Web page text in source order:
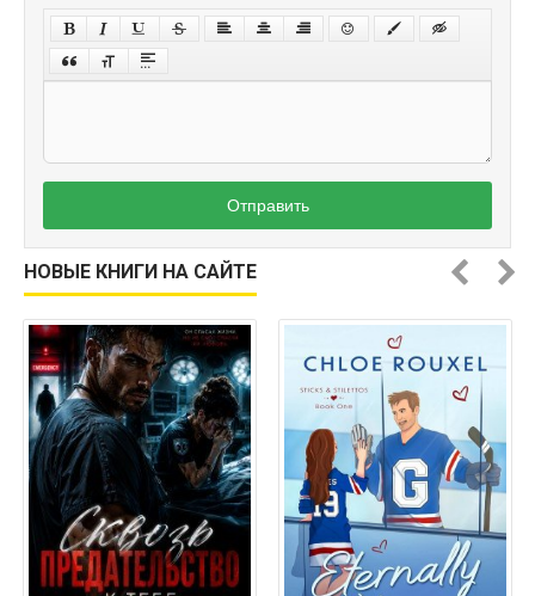
Отправить
НОВЫЕ КНИГИ НА САЙТЕ